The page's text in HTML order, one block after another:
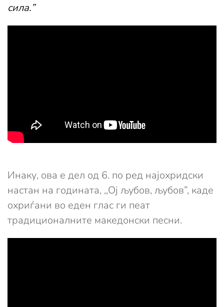
сила.”
Инаку, ова е дел од 6. по ред најохридски
настан на годината, ,,Ој љубов, љубов”, каде
охриѓани во еден глас ги пеат
традиционалните македонски песни.